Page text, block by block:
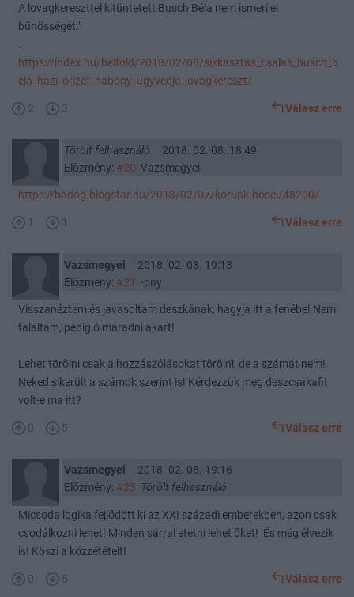
A lovagkereszttel kitüntetett Busch Béla nem ismeri el
bűnösségét."
.
https://index.hu/belfold/2018/02/08/sikkasztas_csalas_busch_b
ela_hazi_orizet_habony_ugyvedje_lovagkereszt/
2 3 Válasz erre
Törölt felhasználó
2018. 02. 08. 18:49
Előzmény: #20 Vazsmegyei
https://badog.blogstar.hu/2018/02/07/korunk-hosei/48200/
1 1 Válasz erre
Vazsmegyei
2018. 02. 08. 19:13
Előzmény: #21 -pny
Visszanéztem és javasoltam deszkának, hagyja itt a fenébe! Nem
találtam, pedig ő maradni akart!
-
Lehet törölni csak a hozzászólásokat törölni, de a számát nem!
Neked sikerült a számok szerint is! Kérdezzük meg deszcsakafit
volt-e ma itt?
0 5 Válasz erre
Vazsmegyei
2018. 02. 08. 19:16
Előzmény: #23 Törölt felhasználó
Micsoda logika fejlődött ki az XXI századi emberekben, azon csak
csodálkozni lehet! Minden sárral etetni lehet őket! És még élvezik
is! Köszi a közzétételt!
0 5 Válasz erre